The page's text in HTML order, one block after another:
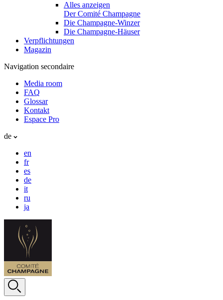
Alles anzeigen
Der Comité Champagne
Die Champagne-Winzer
Die Champagne-Häuser
Verpflichtungen
Magazin
Navigation secondaire
Media room
FAQ
Glossar
Kontakt
Espace Pro
de
en
fr
es
de
it
ru
ja